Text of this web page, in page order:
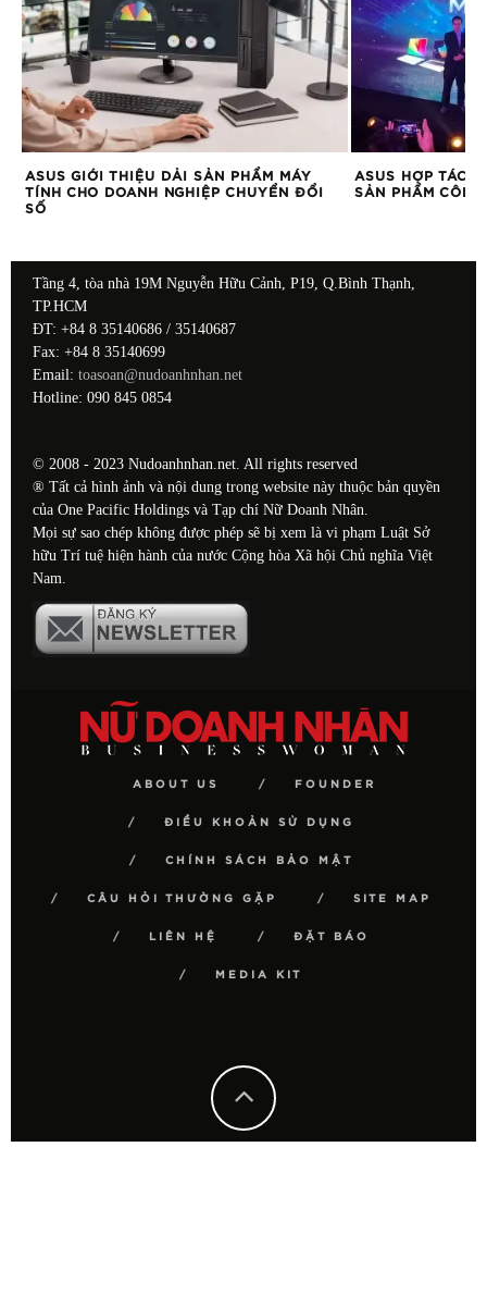
ASUS GIỚI THIỆU DẢI SẢN PHẨM MÁY
TÍNH CHO DOANH NGHIỆP CHUYỂN ĐỔI
SỐ
ASUS HỢP TÁC
SẢN PHẨM CÔNG
Tầng 4, tòa nhà 19M Nguyễn Hữu Cảnh, P19, Q.Bình Thạnh,
TP.HCM
ĐT: +84 8 35140686 / 35140687
Fax: +84 8 35140699
Email: toasoan@nudoanhnhan.net
Hotline: 090 845 0854
© 2008 - 2023 Nudoanhnhan.net. All rights reserved
® Tất cả hình ảnh và nội dung trong website này thuộc bản quyền
của One Pacific Holdings và Tạp chí Nữ Doanh Nhân.
Mọi sự sao chép không được phép sẽ bị xem là vi phạm Luật Sở
hữu Trí tuệ hiện hành của nước Cộng hòa Xã hội Chủ nghĩa Việt
Nam.
ABOUT US FOUNDER
ĐIỀU KHOẢN SỬ DỤNG
CHÍNH SÁCH BẢO MẬT
CÂU HỎI THƯỜNG GẶP SITE MAP
LIÊN HỆ ĐẶT BÁO
MEDIA KIT